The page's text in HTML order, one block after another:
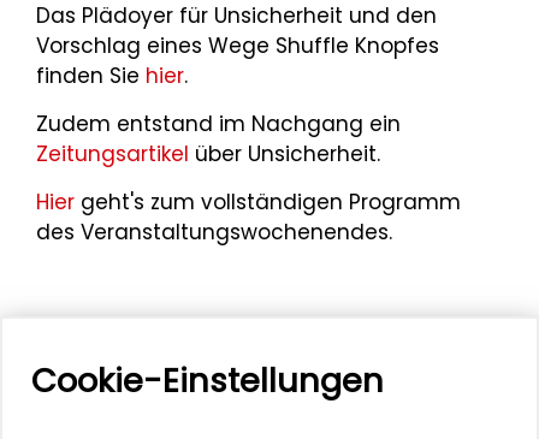
Das Plädoyer für Unsicherheit und den
Vorschlag eines Wege Shuffle Knopfes
finden Sie hier.
Zudem entstand im Nachgang ein
Zeitungsartikel über Unsicherheit.
Hier geht's zum vollständigen Programm
des Veranstaltungswochenendes.
Mehr zum Thema
Cookie-Einstellungen